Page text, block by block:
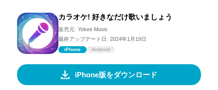
カラオケ! 好きなだけ歌いましょう
販売元: Yokee Music
最終アップデート日: 2024年1月19日
iPhone Android
iPhone版をダウンロード